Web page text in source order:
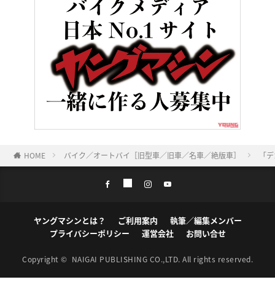
HOME バイク／オートバイ［旧型車／旧車／名車／絶版車］ 「
ヤングマシンとは？ ご利用案内
執筆／編集メンバー
プライバシーポリシー
運営会社 お問い合せ
Copyright © NAIGAI PUBLISHING CO.,LTD. All rights reserved.